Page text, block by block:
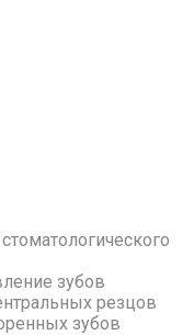
зубов
резцов
зубов